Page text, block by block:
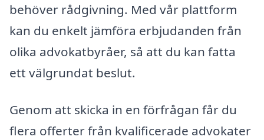
behöver rådgivning. Med vår plattform
kan du enkelt jämföra erbjudanden från
olika advokatbyråer, så att du kan fatta
ett välgrundat beslut.
Genom att skicka in en förfrågan får du
flera offerter från kvalificerade advokater